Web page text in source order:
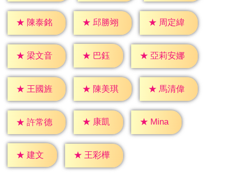
★ 陳泰銘 ★ 邱勝翊 ★ 周定緯
★ 梁文音 ★ 巴鈺 ★ 亞莉安娜
★ 王國旌 ★ 陳美琪 ★ 馬清偉
★ 許常德 ★ 康凱 ★ Mina
★ 建文 ★ 王彩樺